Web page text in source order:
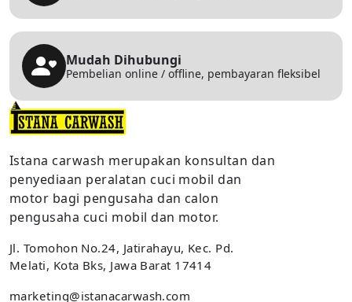
Mudah Dihubungi
Pembelian online / offline, pembayaran fleksibel
Istana carwash merupakan konsultan dan
penyediaan peralatan cuci mobil dan
motor bagi pengusaha dan calon
pengusaha cuci mobil dan motor.
Jl. Tomohon No.24, Jatirahayu, Kec. Pd.
Melati, Kota Bks, Jawa Barat 17414
marketing@istanacarwash.com